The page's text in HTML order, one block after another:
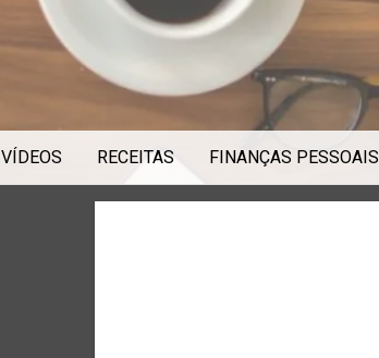
VÍDEOS RECEITAS FINANÇAS PESSOAIS